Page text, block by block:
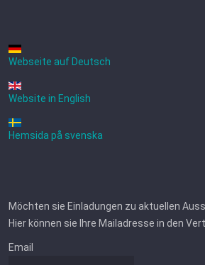
Webseite auf Deutsch
Website in English
Hemsida på svenska
Möchten sie Einladungen zu aktuellen
Hier können sie Ihre Mailadresse in den
Email